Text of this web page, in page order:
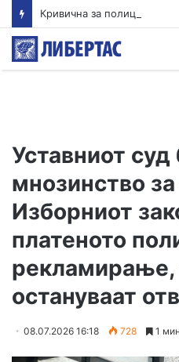
Уставниот суд
мнозинство
Изборниот
платеното
остануваат
08.07.2026 16:18 728 1